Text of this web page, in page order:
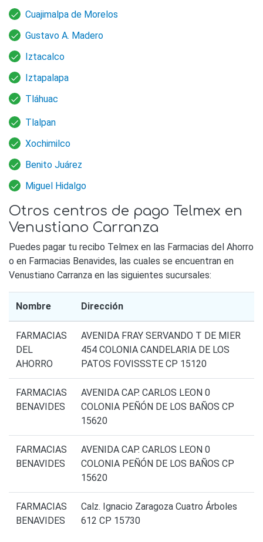
Cuajimalpa de Morelos
Gustavo A. Madero
Iztacalco
Iztapalapa
Tláhuac
Tlalpan
Xochimilco
Benito Juárez
Miguel Hidalgo
Otros centros de pago Telmex en
Venustiano Carranza
Puedes pagar tu recibo Telmex en las Farmacias del Ahorro
o en Farmacias Benavides, las cuales se encuentran en
Venustiano Carranza en las siguientes sucursales:
Nombre Dirección
FARMACIAS
DEL
AHORRO
AVENIDA FRAY SERVANDO T DE MIER
454 COLONIA CANDELARIA DE LOS
PATOS FOVISSSTE CP 15120
FARMACIAS
BENAVIDES
AVENIDA CAP. CARLOS LEON 0
COLONIA PEÑÓN DE LOS BAÑOS CP
15620
FARMACIAS
BENAVIDES
AVENIDA CAP. CARLOS LEON 0
COLONIA PEÑÓN DE LOS BAÑOS CP
15620
FARMACIAS
BENAVIDES
Calz. Ignacio Zaragoza Cuatro Árboles
612 CP 15730